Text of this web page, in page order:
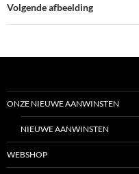
Volgende afbeelding
ONZE NIEUWE AANWINSTEN
NIEUWE AANWINSTEN
WEBSHOP